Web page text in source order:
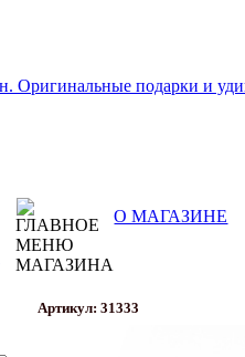
О МАГАЗИНЕ
Артикул: 31333